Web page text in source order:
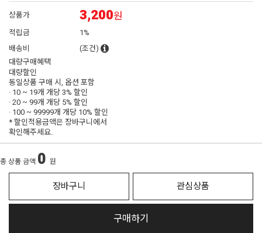
상품가 3,200원
적립금
1%
배송비
(조건)
대량구매혜택
대량할인
동일상품 구매 시, 옵션 포함
· 10 ~ 19개 개당3% 할인
· 20 ~ 99개 개당 5% 할인
· 100 ~ 99999개 개당 10% 할인
* 할인적용금액은 장바구니에서
확인해주세요.
총 상품 금액 0 원
장바구니 관심상품
구매하기